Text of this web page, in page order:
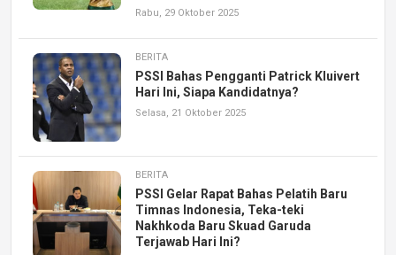
Rabu, 29 Oktober 2025
BERITA
PSSI Bahas Pengganti Patrick Kluivert
Hari Ini, Siapa Kandidatnya?
Selasa, 21 Oktober 2025
BERITA
PSSI Gelar Rapat Bahas Pelatih Baru
Timnas Indonesia, Teka-teki
Nakhkoda Baru Skuad Garuda
Terjawab Hari Ini?